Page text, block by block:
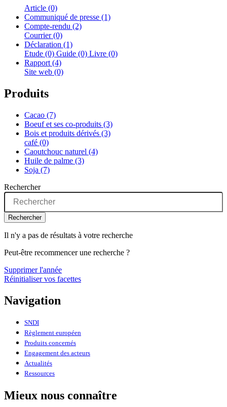
Article (0)
Communiqué de presse (1)
Compte-rendu (2)
Courrier (0)
Déclaration (1)
Etude (0) Guide (0) Livre (0)
Rapport (4)
Site web (0)
Produits
Cacao (7)
Boeuf et ses co-produits (3)
Bois et produits dérivés (3)
café (0)
Caoutchouc naturel (4)
Huile de palme (3)
Soja (7)
Rechercher
Rechercher
Il n'y a pas de résultats à votre recherche
Peut-être recommencer une recherche ?
Supprimer l'année
Réinitialiser vos facettes
Navigation
SNDI
Règlement européen
Produits concernés
Engagement des acteurs
Actualités
Ressources
Mieux nous connaître